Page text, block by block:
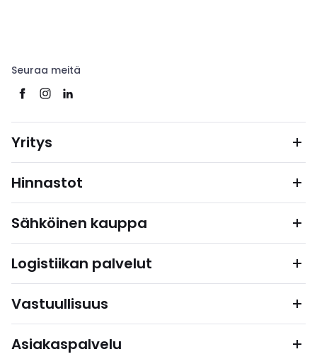
Seuraa meitä
Yritys
Hinnastot
Sähköinen kauppa
Logistiikan palvelut
Vastuullisuus
Asiakaspalvelu